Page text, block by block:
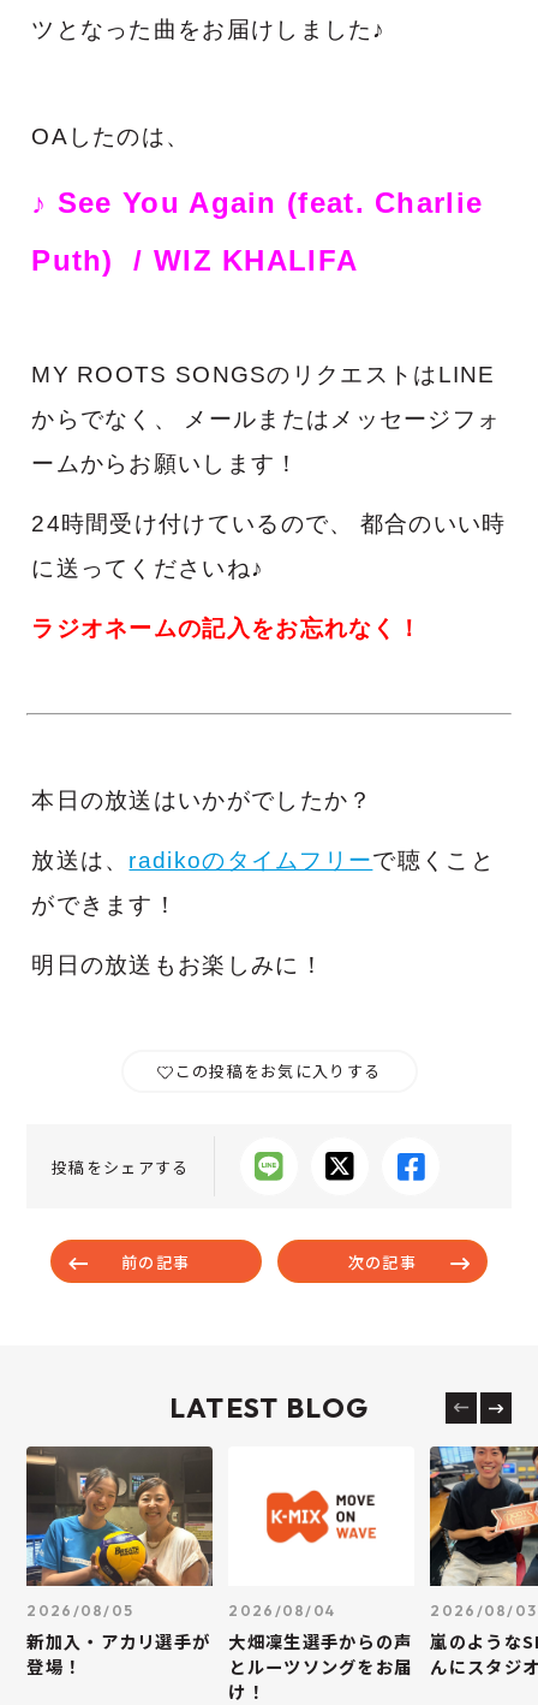
ツとなった曲をお届けしました♪
OAしたのは、
♪ See You Again (feat. Charlie
Puth) / WIZ KHALIFA
MY ROOTS SONGSのリクエストはLINE
からでなく、
メールまたはメッセージフォ
ームからお願いします！
24時間受け付けているので、
都合のいい時
に送ってくださいね♪
ラジオネームの記入をお忘れなく！
本日の放送はいかがでしたか？
放送は、 radikoのタイムフリーで聴くこと
ができます！
明日の放送もお楽しみに！
この投稿をお気に入りする
投稿をシェアする
前の記事 次の記事
LATEST BLOG
2026/08/05
新加入・アカリ選手が
登場！
2026/08/04
大畑凜生選手からの声
とルーツソングをお届
け！
2026/08/03
嵐のような
んにスタジ